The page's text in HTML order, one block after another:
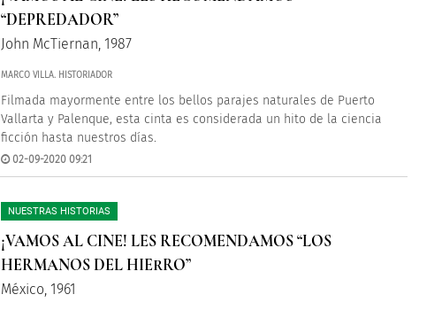
“DEPREDADOR”
John McTiernan, 1987
MARCO VILLA. HISTORIADOR
Filmada mayormente entre los bellos parajes naturales de Puerto
Vallarta y Palenque, esta cinta es considerada un hito de la ciencia
ficción hasta nuestros días.
02-09-2020 09:21
NUESTRAS HISTORIAS
¡VAMOS AL CINE! LES RECOMENDAMOS “LOS
HERMANOS DEL HIERRO”
México, 1961